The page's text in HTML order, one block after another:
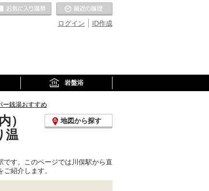
ID作成
ログイン
お気に入りの温泉
岩盤浴
ー銭湯おすすめ
）
温
地図から探す
です。このページでは川俣駅から直
紹介します。